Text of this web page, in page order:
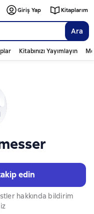
Ara
Giriş Yap Kitaplarım
Kitabınızı Yayımlayın
edin
hakkında bildirim